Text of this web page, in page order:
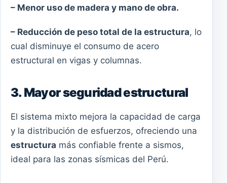
– Menor uso de madera y mano de obra.
– Reducción de peso total de la estructura, lo
cual disminuye el consumo de acero
estructural en vigas y columnas.
3. Mayor seguridad estructural
El sistema mixto mejora la capacidad de carga
y la distribución de esfuerzos, ofreciendo una
estructura más confiable frente a sismos,
ideal para las zonas sísmicas del Perú.